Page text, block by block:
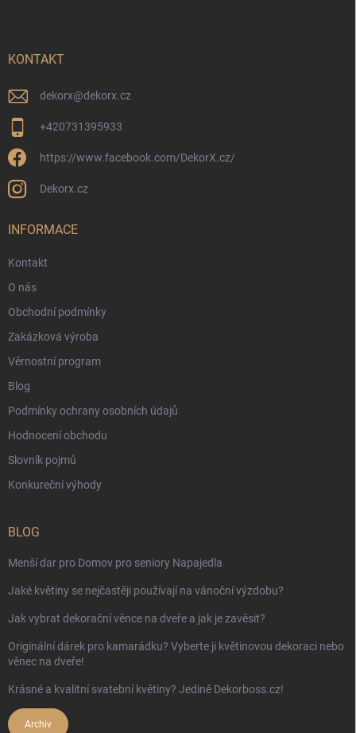
KONTAKT
dekorx@dekorx.cz
+420731395933
https://www.facebook.com/DekorX.cz/
Dekorx.cz
INFORMACE
Kontakt
O nás
Obchodní podmínky
Zakázková výroba
Věrnostní program
Blog
Podmínky ochrany osobních údajů
Hodnocení obchodu
Slovník pojmů
Konkureční výhody
BLOG
Menší dar pro Domov pro seniory Napajedla
Jaké květiny se nejčastěji používají na vánoční výzdobu?
Jak vybrat dekorační věnce na dveře a jak je zavěsit?
Originální dárek pro kamarádku? Vyberte ji květinovou dekoraci nebo
věnec na dveře!
Krásné a kvalitní svatební květiny? Jedině Dekorboss.cz!
Archiv